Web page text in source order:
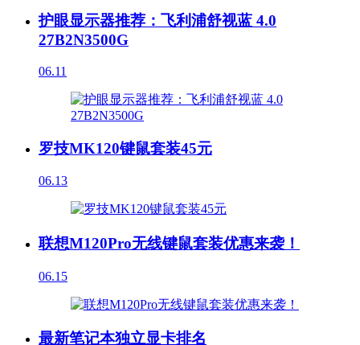
护眼显示器推荐：飞利浦舒视蓝 4.0
27B2N3500G
06.11
罗技MK120键鼠套装45元
06.13
联想M120Pro无线键鼠套装优惠来袭！
06.15
最新笔记本独立显卡排名